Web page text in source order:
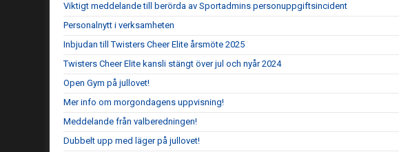
Viktigt meddelande till berörda av Sportadmins personuppgiftsincident
Personalnytt i verksamheten
Inbjudan till Twisters Cheer Elite årsmöte 2025
Twisters Cheer Elite kansli stängt över jul och nyår 2024
Open Gym på jullovet!
Mer info om morgondagens uppvisning!
Meddelande från valberedningen!
Dubbelt upp med läger på jullovet!